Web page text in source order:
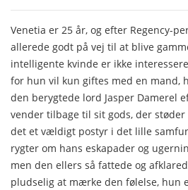
Venetia er 25 år, og efter Regency-
allerede godt på vej til at blive
intelligente kvinde er ikke
for hun vil kun giftes med en mand,
den berygtede lord Jasper Damerel
vender tilbage til sit gods, der støder
det et vældigt postyr i det lille
rygter om hans eskapader og
men den ellers så fattede og
pludselig at mærke den følelse, hun